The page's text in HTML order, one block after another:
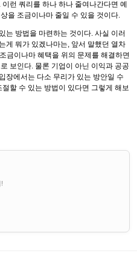
런 쿼리를 하나 하나 줄여나간다면 예
을 조금이나마 줄일 수 있을 것이다.
는 방법을 마련하는 것이다. 사실 이러
게 뭐가 있겠나마는, 앞서 말했던 열차
금이나마 혜택을 위의 문제를 해결하면
보인다. 물론 기업이 아닌 이익과 공공
장에서는 다소 무리가 있는 방안일 수
할 수 있는 방법이 있다면 그렇게 해보